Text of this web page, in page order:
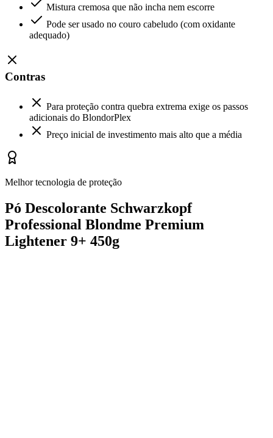
Mistura cremosa que não incha nem escorre
Pode ser usado no couro cabeludo (com oxidante
adequado)
Contras
Para proteção contra quebra extrema exige os passos
adicionais do BlondorPlex
Preço inicial de investimento mais alto que a média
Melhor tecnologia de proteção
Pó Descolorante Schwarzkopf
Professional Blondme Premium
Lightener 9+ 450g